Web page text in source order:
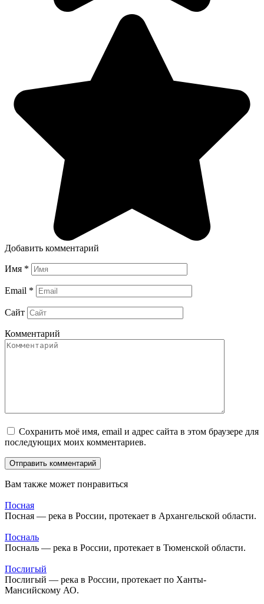
Добавить комментарий
Имя *
Email *
Сайт
Комментарий
Сохранить моё имя, email и адрес сайта в этом браузере для
последующих моих комментариев.
Вам также может понравиться
Посная
Посная — река в России, протекает в Архангельской области.
Посналь
Посналь — река в России, протекает в Тюменской области.
Послигый
Послигый — река в России, протекает по Ханты-
Мансийскому АО.